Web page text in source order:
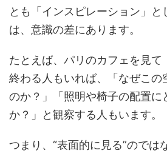
とも「インスピレーション」と
は、意識の差にあります。
たとえば、パリのカフェを見て
終わる人もいれば、「なぜこの
のか？」「照明や椅子の配置に
か？」と観察する人もいます。
つまり、“表面的に見る”のでは